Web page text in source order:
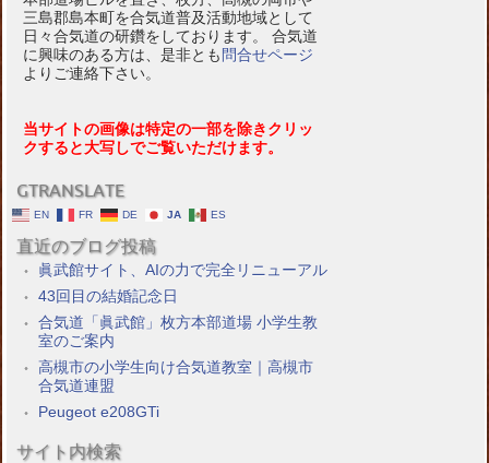
三島郡島本町を合気道普及活動地域として
日々合気道の研鑽をしております。 合気道
に興味のある方は、是非とも 問合せページ
よりご連絡下さい。
当サイトの画像は特定の一部を除きクリッ
クすると大写しでご覧いただけます。
GTRANSLATE
EN FR DE JA ES
直近のブログ投稿
眞武館サイト、AIの力で完全リニューアル
43回目の結婚記念日
合気道「眞武館」枚方本部道場 小学生教
室のご案内
高槻市の小学生向け合気道教室｜高槻市
合気道連盟
Peugeot e208GTi
サイト内検索